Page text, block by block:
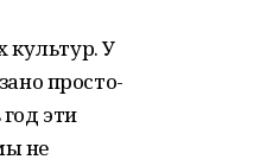
культур. У
просто-
эти
не